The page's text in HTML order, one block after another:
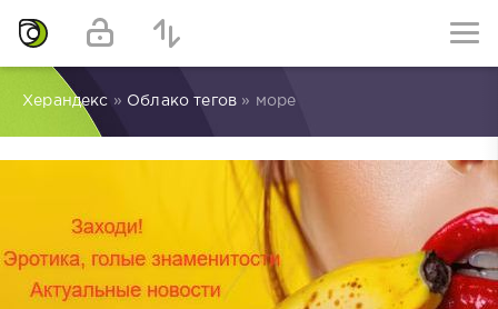
Херандекс » Облако тегов » море